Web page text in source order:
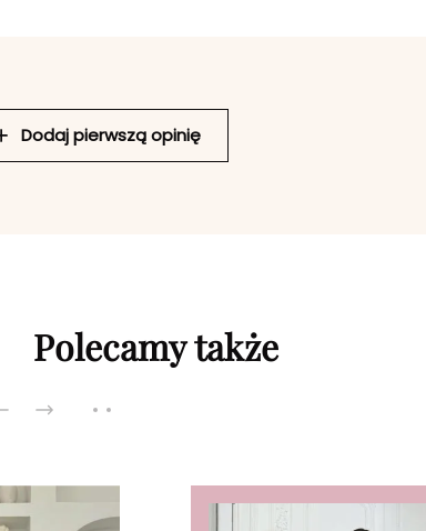
Dodaj pierwszą opinię
Polecamy także